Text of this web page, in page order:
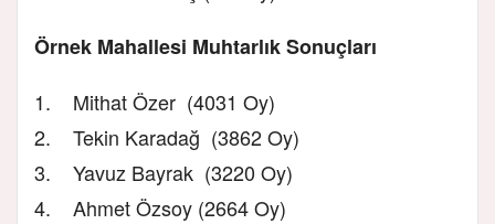
Örnek Mahallesi Muhtarlık Sonuçları
1. Mithat Özer (4031 Oy)
2. Tekin Karadağ (3862 Oy)
3. Yavuz Bayrak (3220 Oy)
4. Ahmet Özsoy (2664 Oy)